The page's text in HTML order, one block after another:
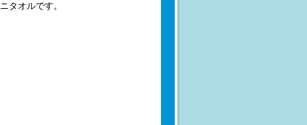
タオルです。